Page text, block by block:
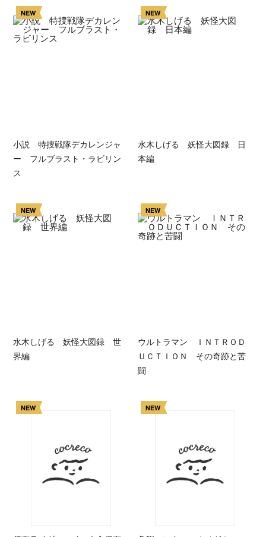
NEW
小説 特捜戦隊デカレンジャ
ー フルブラスト・ラビリン
ス
NEW
水木しげる 妖怪大図録 日
本編
NEW
水木しげる 妖怪大図録 世
界編
NEW
ウルトラマン ＩＮＴＲＯＤ
ＵＣＴＩＯＮ その奇跡と苦
闘
NEW NEW